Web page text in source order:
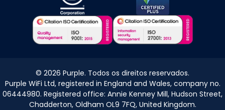
© 2026 Purple. Todos os direitos reservados.
Purple WiFi Ltd, registered in England and Wales, company no.
06444980. Registered office: Annie Kenney Mill, Hudson Street,
Chadderton, Oldham OL9 7FQ, United Kingdom.